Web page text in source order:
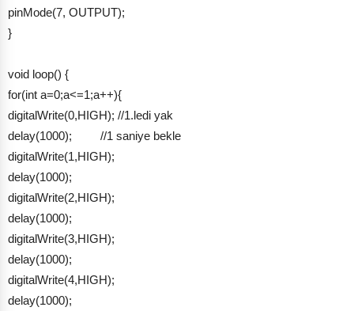
pinMode(7, OUTPUT);
}
void loop() {
for(int a=0;a<=1;a++){
digitalWrite(0,HIGH); //1.ledi yak
delay(1000); //1 saniye bekle
digitalWrite(1,HIGH);
delay(1000);
digitalWrite(2,HIGH);
delay(1000);
digitalWrite(3,HIGH);
delay(1000);
digitalWrite(4,HIGH);
delay(1000);